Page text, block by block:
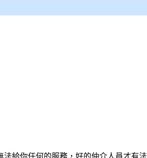
給你任何的服務，好的仲介人員才有法